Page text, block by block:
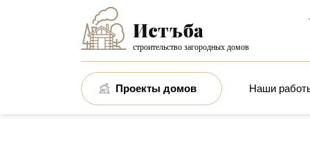
строительство загородных домов
Проекты домов Наши